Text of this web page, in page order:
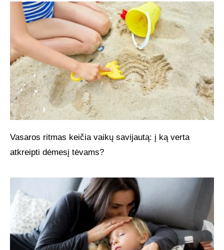
Vasaros ritmas keičia vaikų savijautą: į ką verta
atkreipti dėmesį tėvams?